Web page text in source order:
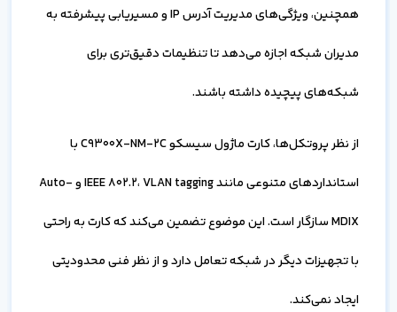
همچنین، ویژگی‌های مدیریت آدرس IP و مسیریابی پیشرفته به
مدیران شبکه اجازه می‌دهد تا تنظیمات دقیق‌تری برای
شبکه‌های پیچیده داشته باشند.
از نظر پروتکل‌ها، کارت ماژول سیسکو C9300X-NM-2C با
استانداردهای متنوعی مانند IEEE 802.2، VLAN tagging و Auto-
MDIX سازگار است. این موضوع تضمین می‌کند که کارت به راحتی
با تجهیزات دیگر در شبکه تعامل دارد و از نظر فنی محدودیتی
ایجاد نمی‌کند.